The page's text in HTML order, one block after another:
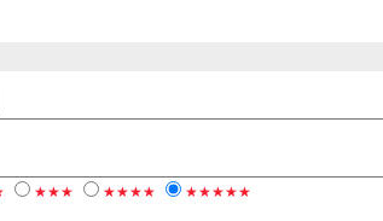
★★★ ★★★★ ★★★★★